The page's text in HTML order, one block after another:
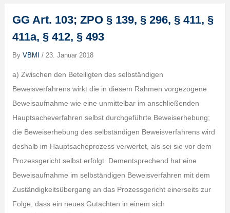
GG Art. 103; ZPO § 139, § 296, § 411, §
411a, § 412, § 493
By VBMI / 23. Januar 2018
a) Zwischen den Beteiligten des selbständigen
Beweisverfahrens wirkt die in diesem Rahmen vorgezogene
Beweisaufnahme wie eine unmittelbar im anschließenden
Hauptsacheverfahren selbst durchgeführte Beweiserhebung;
die Beweiserhebung des selbständigen Beweisverfahrens wird
deshalb im Hauptsacheprozess verwertet, als sei sie vor dem
Prozessgericht selbst erfolgt. Dementsprechend hat eine
Beweisaufnahme im selbständigen Beweisverfahren mit dem
Zuständigkeitsübergang an das Prozessgericht einerseits zur
Folge, dass ein neues Gutachten in einem sich